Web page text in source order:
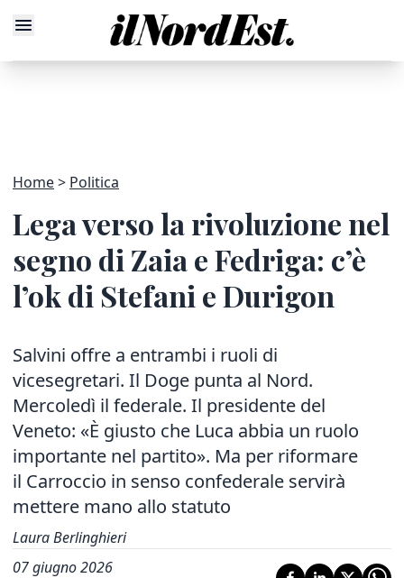
Home Politica
Lega verso la rivoluzione nel
segno di Zaia e Fedriga: c’è
l’ok di Stefani e Durigon
Salvini offre a entrambi i ruoli di
vicesegretari. Il Doge punta al Nord.
Mercoledì il federale. Il presidente del
Veneto: «È giusto che Luca abbia un ruolo
importante nel partito». Ma per riformare
il Carroccio in senso confederale servirà
mettere mano allo statuto
Laura Berlinghieri
07 giugno 2026